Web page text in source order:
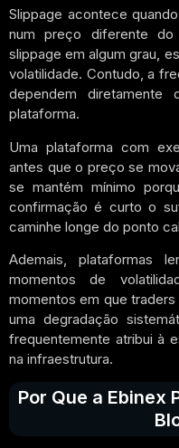
Slippage acontece
num preço diferente do
slippage em algum grau,
volatilidade. Contudo, a
dependem
plataforma.
Uma plataforma com
antes que o preço se
se mantém mínimo
confirmação é curto o
caminhe longe do ponto
Ademais, plataformas
momentos de
momentos em que
uma degradação
frequentemente atribui à
na infraestrutura.
Por Que a Ebinex